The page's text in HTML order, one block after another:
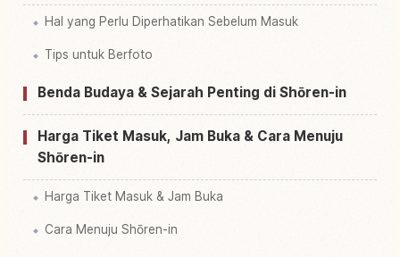
Hal yang Perlu Diperhatikan Sebelum Masuk
Tips untuk Berfoto
Benda Budaya & Sejarah Penting di Shōren-in
Harga Tiket Masuk, Jam Buka & Cara Menuju
Shōren-in
Harga Tiket Masuk & Jam Buka
Cara Menuju Shōren-in